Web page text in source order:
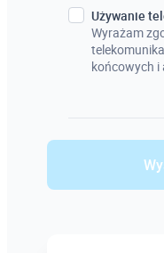
Używanie
Wyrażam
końcowych